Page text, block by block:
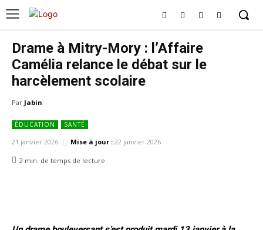
Drame à Mitry-Mory : l’Affaire
Camélia relance le débat sur le
harcèlement scolaire
Par Jabin
ÉDUCATION SANTÉ
21 janvier 2026 Mise à jour : 22 janvier 2026
2 min. de temps de lecture